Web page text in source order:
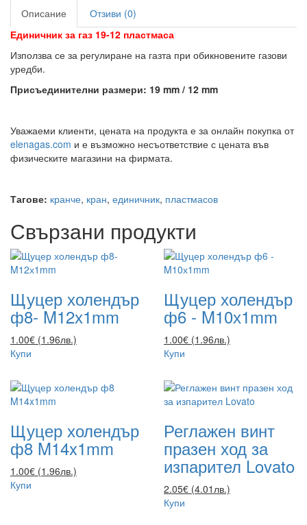
Описание
Отзиви (0)
Единичник за газ 19-12 пластмаса
Използва се за регулиране на газта при обикновените газови
уредби.
Присъединителни размери: 19 mm / 12 mm
Уважаеми клиенти, цената на продукта е за онлайн покупка от
elenagas.com и е възможно несъответствие с цената във
физическите магазини на фирмата.
Тагове: кранче, кран, единичник, пластмасов
Свързани продукти
Щуцер холендър
ф8- M12х1mm
1.00€ (1.96лв.)
Купи
Щуцер холендър
ф6 - M10х1mm
1.00€ (1.96лв.)
Купи
Щуцер холендър
ф8 M14x1mm
1.00€ (1.96лв.)
Купи
Реглажен винт
празен ход за
изпарител Lovato
2.05€ (4.01лв.)
Купи